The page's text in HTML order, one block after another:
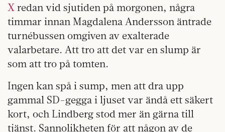
X redan vid sjutiden på morgonen, några
timmar innan Magdalena Andersson äntrade
turnébussen omgiven av exalterade
valarbetare. Att tro att det var en slump är
som att tro på tomten.
Ingen kan spå i sump, men att dra upp
gammal SD-gegga i ljuset var ändå ett säkert
kort, och Lindberg stod mer än gärna till
tjänst. Sannolikheten för att någon av de